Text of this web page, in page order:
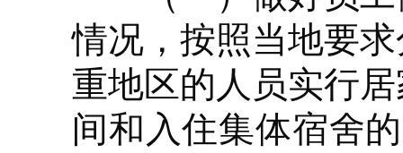
情况，按照当地要
重地区的人员实行
间和入住集体宿舍